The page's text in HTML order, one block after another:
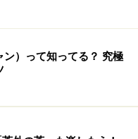
）って知ってる？ 究極